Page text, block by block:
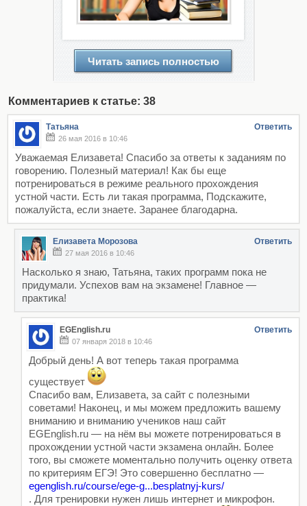
Читать запись полностью
Комментариев к статье: 38
Татьяна Ответить
26 мая 2016 в 10:46
Уважаемая Елизавета! Спасибо за ответы к заданиям по
говорению. Полезный материал! Как бы еще
потренироваться в режиме реального прохождения
устной части. Есть ли такая программа, Подскажите,
пожалуйста, если знаете. Заранее благодарна.
Елизавета Морозова Ответить
27 мая 2016 в 10:46
Насколько я знаю, Татьяна, таких программ пока не
придумали. Успехов вам на экзамене! Главное —
практика!
EGEnglish.ru Ответить
07 января 2018 в 10:46
Добрый день! А вот теперь такая программа
существует
Спасибо вам, Елизавета, за сайт с полезными
советами! Наконец, и мы можем предложить вашему
вниманию и вниманию учеников наш сайт
EGEnglish.ru — на нём вы можете потренироваться в
прохождении устной части экзамена онлайн. Более
того, вы сможете моментально получить оценку ответа
по критериям ЕГЭ! Это совершенно бесплатно —
egenglish.ru/course/ege-g...besplatnyj-kurs/
. Для тренировки нужен лишь интернет и микрофон.